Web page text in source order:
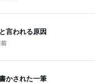
言われる原因
前
かされた一筆